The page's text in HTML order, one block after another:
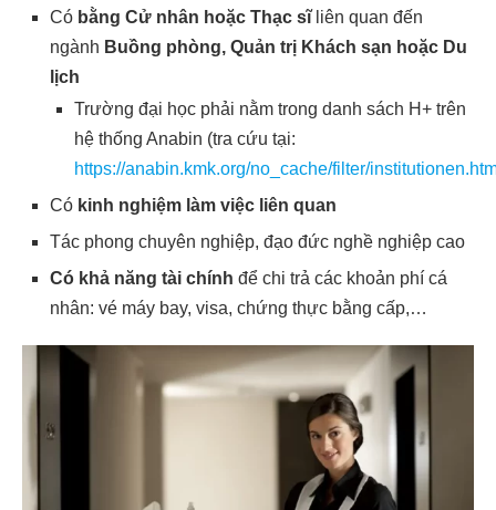
Có bằng Cử nhân hoặc Thạc sĩliên quan đến
ngành Buồng phòng, Quản trị Khách sạn hoặc Du
lịch
Trường đại học phải nằm trong danh sách H+ trên
hệ thống Anabin (tra cứu tại:
https://anabin.kmk.org/no_cache/filter/
Có kinh nghiệm làm việc liên quan
Tác phong chuyên nghiệp, đạo đức nghề nghiệp cao
Có khả năng tài chính để chi trả các khoản phí cá
nhân: vé máy bay, visa, chứng thực bằng cấp,…